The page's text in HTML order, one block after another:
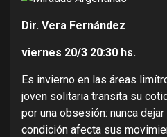
Dir. Vera Fernández
viernes 20/3 20:30 hs.
Es invierno en las áreas
joven solitaria transita su
por una obsesión: nunca
condición afecta sus